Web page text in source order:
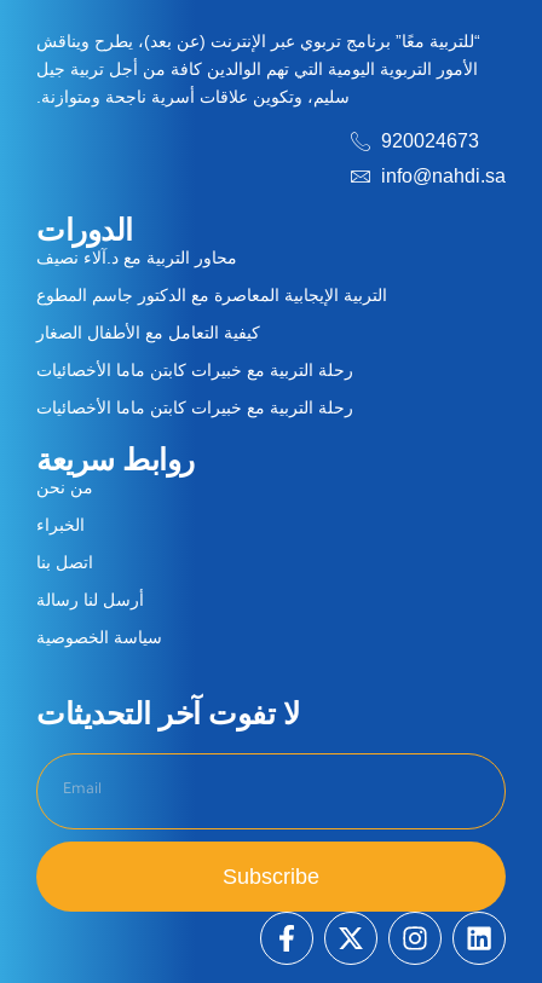
لا تفوت آخر التحديثات​
Subscribe
روابط سريعة
من نحن
الخبراء
اتصل بنا
أرسل لنا رسالة
سياسة الخصوصية
الدورات
محاور التربية مع د.آلاء نصيف
التربية الإيجابية المعاصرة مع الدكتور جاسم المطوع
كيفية التعامل مع الأطفال الصغار
رحلة التربية مع خبيرات كابتن ماما الأخصائيات
رحلة التربية مع خبيرات كابتن ماما الأخصائيات
“للتربية معًا” برنامج تربوي عبر الإنترنت (عن بعد)، يطرح ويناقش
الأمور التربوية اليومية التي تهم الوالدين كافة من أجل تربية جيل
سليم، وتكوين علاقات أسرية ناجحة ومتوازنة.
920024673
info@nahdi.sa